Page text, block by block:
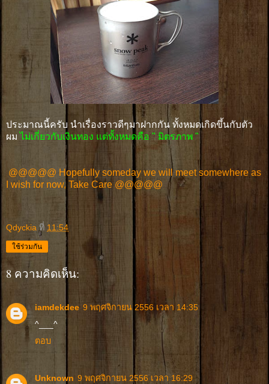
ประมาณนี้ครับ นำเรื่องราวดีๆมาฝากกัน ทั้งหมดเกิดขึ้นกับตัว
ผมไม่เกี่ยวกับเงินทอง แต่ทั้งหมดคือ " มิตรภาพ "
@@@@@ Hopefully someday we will meet somewhere as
I wish for now, Take Care @@@@@
Qdyckia ที่ 11:54
ใช้ร่วมกัน
8 ความคิดเห็น:
iamdekdee 9 พฤศจิกายน 2556 เวลา 14:35
^___^
ตอบ
Unknown 9 พฤศจิกายน 2556 เวลา 16:29